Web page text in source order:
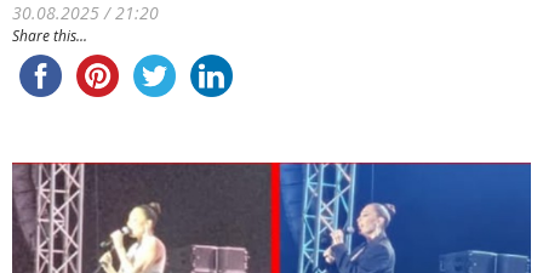
30.08.2025 / 21:20
Share this...